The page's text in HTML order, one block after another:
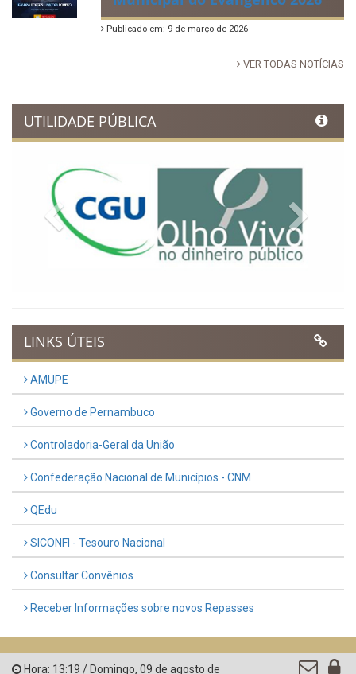
Publicado em: 9 de março de 2026
VER TODAS NOTÍCIAS
UTILIDADE PÚBLICA
Previous
LINKS ÚTEIS
AMUPE
Governo de Pernambuco
Controladoria-Geral da União
Confederação Nacional de Municípios - CNM
QEdu
SICONFI - Tesouro Nacional
Consultar Convênios
Receber Informações sobre novos Repasses
Hora: 13:19 / Domingo, 09 de agosto de